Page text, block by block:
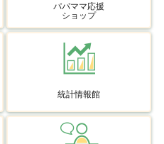
パパママ応援
ショップ
統計情報館